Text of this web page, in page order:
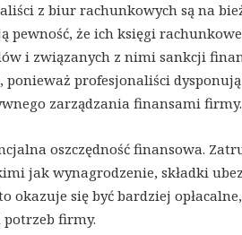
z biur rachunkowych są na
pewność, że ich księgi
i związanych z nimi sankcji
ponieważ profesjonaliści
zarządzania finansami firmy.
oszczędność finansowa.
jak wynagrodzenie, składki
okazuje się być bardziej
potrzeb firmy.